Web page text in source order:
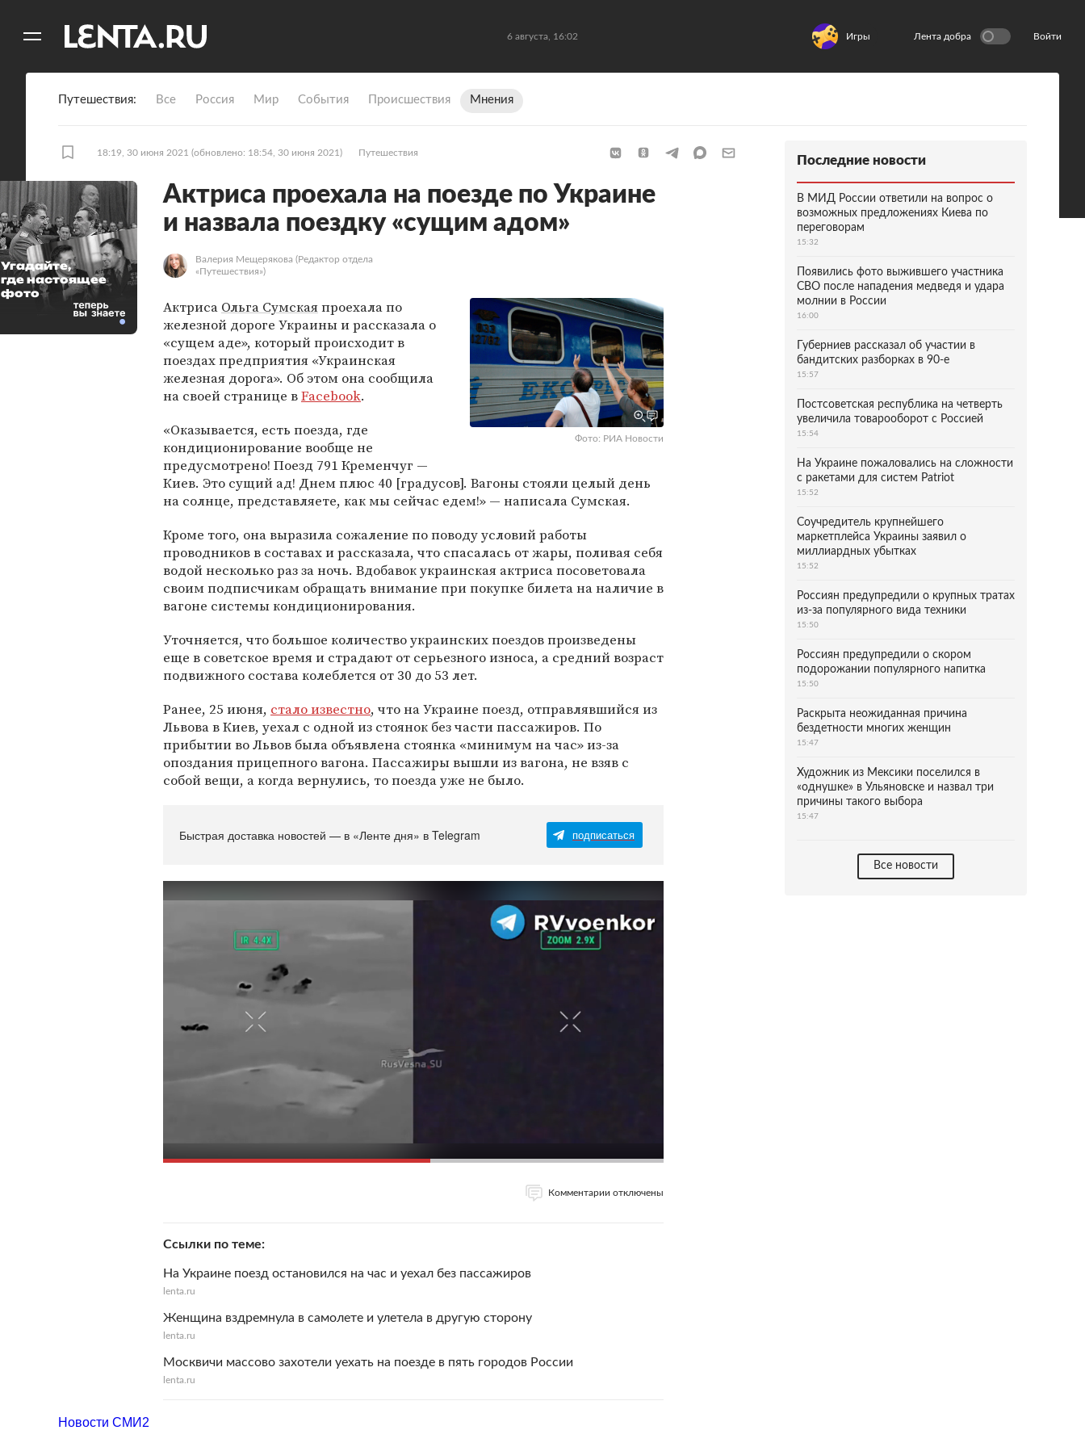
6 августа, 16:02 Игры Лента добра Войти
Путешествия Все Россия Мир События Происшествия Мнения
18:19, 30 июня 2021 (обновлено: 18:54, 30 июня 2021) Путешествия
Актриса проехала на поезде по Украине
и назвала поездку «сущим адом»
Валерия Мещерякова (Редактор отдела
«Путешествия»)
Фото: РИА Новости
Актриса Ольга Сумскаяпроехала по
железной дороге Украины и рассказала о
«сущем аде», который происходит в
поездах предприятия «Украинская
железная дорога». Об этом она сообщила
на своей странице вFacebook.
«Оказывается, есть поезда, где
кондиционирование вообще не
предусмотрено! Поезд 791 Кременчуг —
Киев. Это сущий ад! Днем плюс 40 [градусов]. Вагоны стояли целый день
на солнце, представляете, как мы сейчас едем!» — написала Сумская.
Кроме того, она выразила сожаление по поводу условий работы
проводников в составах и рассказала, что спасалась от жары, поливая себя
водой несколько раз за ночь. Вдобавок украинская актриса посоветовала
своим подписчикам обращать внимание при покупке билета на наличие в
вагоне системы кондиционирования.
Уточняется, что большое количество украинских поездов произведены
еще в советское время и страдают от серьезного износа, а средний возраст
подвижного состава колеблется от 30 до 53 лет.
Ранее, 25 июня, стало известно, что на Украине поезд, отправлявшийся из
Львова в Киев, уехал с одной из стоянок без части пассажиров. По
прибытии во Львов была объявлена стоянка «минимум на час» из-за
опоздания прицепного вагона. Пассажиры вышли из вагона, не взяв с
собой вещи, а когда вернулись, то поезда уже не было.
Быстрая доставка новостей — в «Ленте дня» в Telegram подписаться
Комментарии отключены
Ссылки по теме
На Украине поезд остановился на час и уехал без пассажиров
lenta.ru
Женщина вздремнула в самолете и улетела в другую сторону
lenta.ru
Москвичи массово захотели уехать на поезде в пять городов России
lenta.ru
Угадайте,
где настоящее
фото
Последние новости
В МИД России ответили на вопрос о
возможных предложениях Киева по
переговорам
15:32
Появились фото выжившего участника
СВО после нападения медведя и удара
молнии в России
16:00
Губерниев рассказал об участии в
бандитских разборках в 90-е
15:57
Постсоветская республика на четверть
увеличила товарооборот с Россией
15:54
На Украине пожаловались на сложности
с ракетами для систем Patriot
15:52
Соучредитель крупнейшего
маркетплейса Украины заявил о
миллиардных убытках
15:52
Россиян предупредили о крупных тратах
из-за популярного вида техники
15:50
Россиян предупредили о скором
подорожании популярного напитка
15:50
Раскрыта неожиданная причина
бездетности многих женщин
15:47
Художник из Мексики поселился в
«однушке» в Ульяновске и назвал три
причины такого выбора
15:47
Все новости
Новости СМИ2